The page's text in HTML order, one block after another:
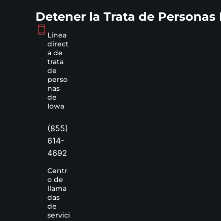
Detener la Trata de Personas
Línea
direct
a de
trata
de
perso
nas
de
Iowa
(855)
614-
4692
Centr
o de
llama
das
de
servici